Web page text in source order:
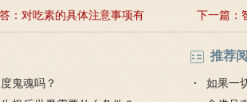
：对吃素的具体注意事项有 下一篇：
人这
鬼魂吗？
推荐
如果一